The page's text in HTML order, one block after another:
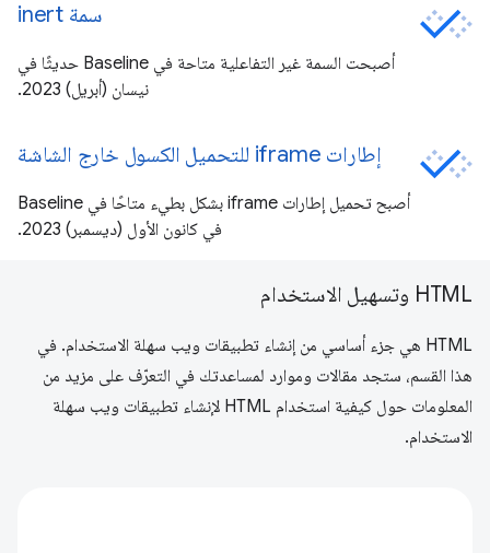
سمة inert
أصبحت السمة غير التفاعلية متاحة في Baseline حديثًا في
نيسان (أبريل) 2023.
إطارات iframe للتحميل الكسول خارج الشاشة
أصبح تحميل إطارات iframe بشكل بطيء متاحًا في Baseline
في كانون الأول (ديسمبر) 2023.
HTML وتسهيل الاستخدام
HTML هي جزء أساسي من إنشاء تطبيقات ويب سهلة الاستخدام. في
هذا القسم، ستجد مقالات وموارد لمساعدتك في التعرّف على مزيد من
المعلومات حول كيفية استخدام HTML لإنشاء تطبيقات ويب سهلة
الاستخدام.